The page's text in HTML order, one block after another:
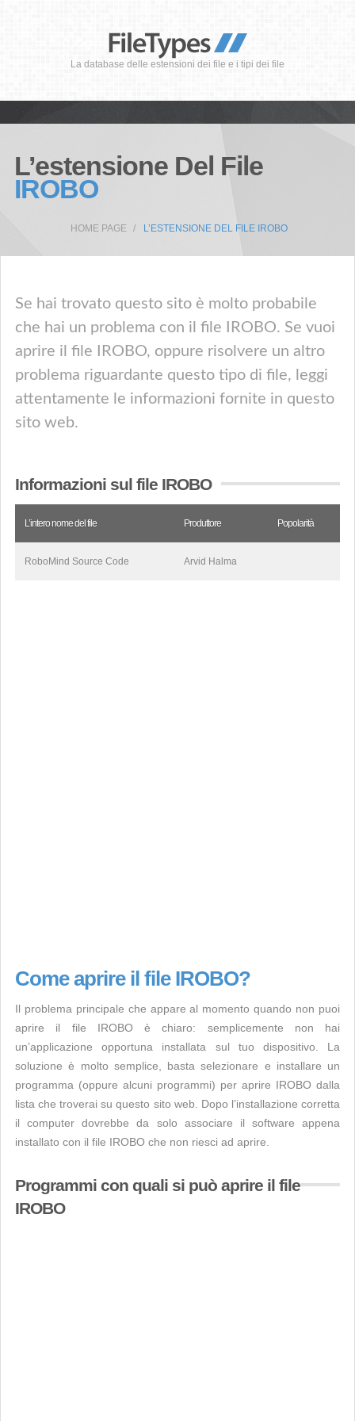
La database delle estensioni dei file e i tipi dei file
L’estensione Del File
IROBO
HOME PAGE L’ESTENSIONE DEL FILE IROBO
Se hai trovato questo sito è molto probabile
che hai un problema con il file IROBO. Se vuoi
aprire il file IROBO, oppure risolvere un altro
problema riguardante questo tipo di file, leggi
attentamente le informazioni fornite in questo
sito web.
Informazioni sul file IROBO
L’intero nome del file Produttore Popolarità
RoboMind Source Code Arvid Halma
Come aprire il file IROBO?
Il problema principale che appare al momento quando non puoi
aprire il file IROBO è chiaro: semplicemente non hai
un’applicazione opportuna installata sul tuo dispositivo. La
soluzione è molto semplice, basta selezionare e installare un
programma (oppure alcuni programmi) per aprire IROBO dalla
lista che troverai su questo sito web. Dopo l’installazione corretta
il computer dovrebbe da solo associare il software appena
installato con il file IROBO che non riesci ad aprire.
Programmi con quali si può aprire il file
IROBO